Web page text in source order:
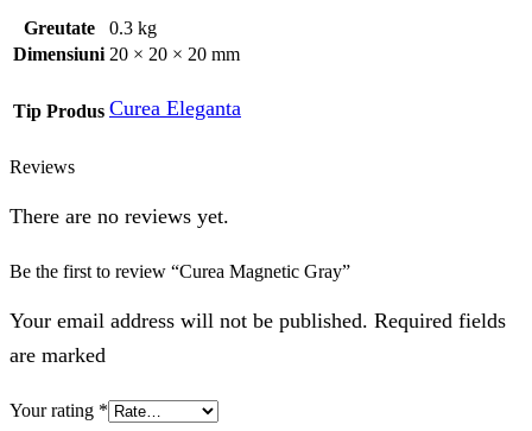
Greutate
0.3 kg
Dimensiuni 20 × 20 × 20 mm
Tip Produs Curea Eleganta
Reviews
There are no reviews yet.
Be the first to review “Curea Magnetic Gray”
Your email address will not be published. Required fields
are marked
Your rating *